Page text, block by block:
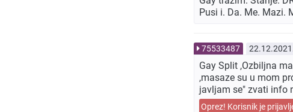
Pusi i. Da. Me. Mazi.
75533487
Gay Split ,Ozbiljna
,masaze su u mom
javljam se" zvati info
Oprez! Korisnik je